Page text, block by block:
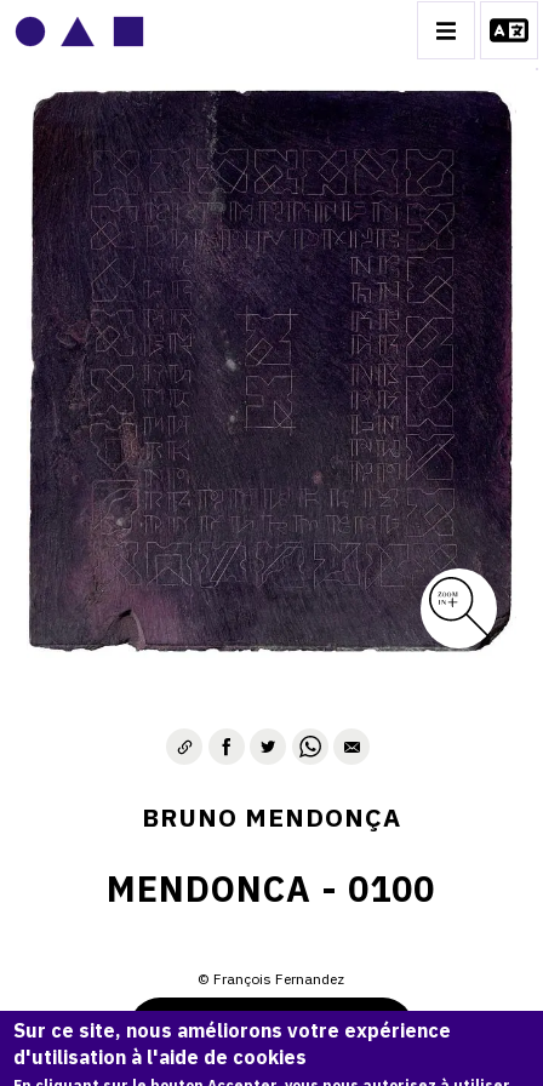
BRUNO MENDONÇA
BIOGRAPHIE
CATALOGUE DES OEUVRES
CONTACT
BRUNO MENDONÇA
MENDONCA - 0100
© François Fernandez
Demande d'information
Sur ce site, nous améliorons votre expérience
d'utilisation à l'aide de cookies